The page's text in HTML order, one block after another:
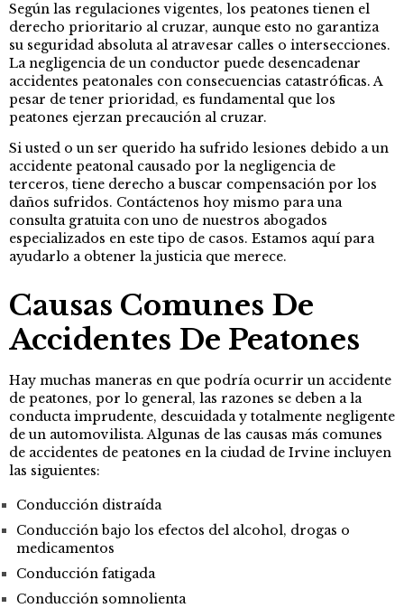
Según las regulaciones vigentes, los peatones tienen el
derecho prioritario al cruzar, aunque esto no garantiza
su seguridad absoluta al atravesar calles o intersecciones.
La negligencia de un conductor puede desencadenar
accidentes peatonales con consecuencias catastróficas. A
pesar de tener prioridad, es fundamental que los
peatones ejerzan precaución al cruzar.
Si usted o un ser querido ha sufrido lesiones debido a un
accidente peatonal causado por la negligencia de
terceros, tiene derecho a buscar compensación por los
daños sufridos. Contáctenos hoy mismo para una
consulta gratuita con uno de nuestros abogados
especializados en este tipo de casos. Estamos aquí para
ayudarlo a obtener la justicia que merece.
Causas Comunes De
Accidentes De Peatones
Hay muchas maneras en que podría ocurrir un accidente
de peatones, por lo general, las razones se deben a la
conducta imprudente, descuidada y totalmente negligente
de un automovilista. Algunas de las causas más comunes
de accidentes de peatones en la ciudad de Irvine incluyen
las siguientes:
Conducción distraída
Conducción bajo los efectos del alcohol, drogas o
medicamentos
Conducción fatigada
Conducción somnolienta